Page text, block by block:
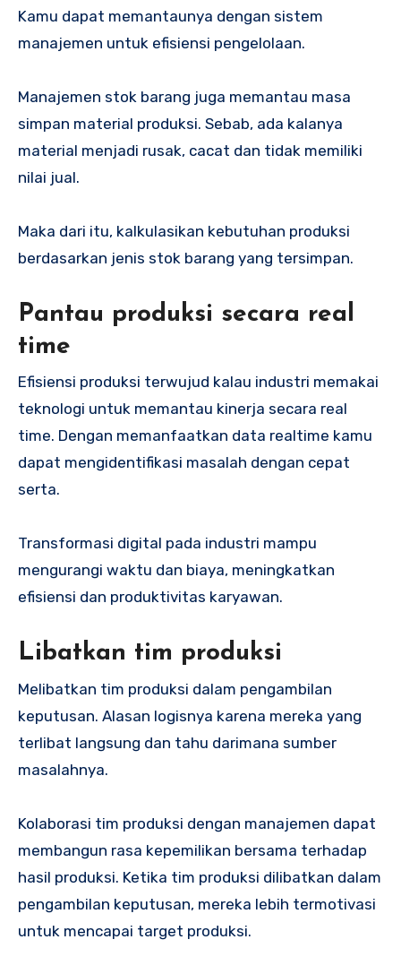
Kamu dapat memantaunya dengan sistem
manajemen untuk efisiensi pengelolaan.
Manajemen stok barang juga memantau masa
simpan material produksi. Sebab, ada kalanya
material menjadi rusak, cacat dan tidak memiliki
nilai jual.
Maka dari itu, kalkulasikan kebutuhan produksi
berdasarkan jenis stok barang yang tersimpan.
Pantau produksi secara real
time
Efisiensi produksi terwujud kalau industri memakai
teknologi untuk memantau kinerja secara real
time. Dengan memanfaatkan data realtime kamu
dapat mengidentifikasi masalah dengan cepat
serta.
Transformasi digital pada industri mampu
mengurangi waktu dan biaya, meningkatkan
efisiensi dan produktivitas karyawan.
Libatkan tim produksi
Melibatkan tim produksi dalam pengambilan
keputusan. Alasan logisnya karena mereka yang
terlibat langsung dan tahu darimana sumber
masalahnya.
Kolaborasi tim produksi dengan manajemen dapat
membangun rasa kepemilikan bersama terhadap
hasil produksi. Ketika tim produksi dilibatkan dalam
pengambilan keputusan, mereka lebih termotivasi
untuk mencapai target produksi.